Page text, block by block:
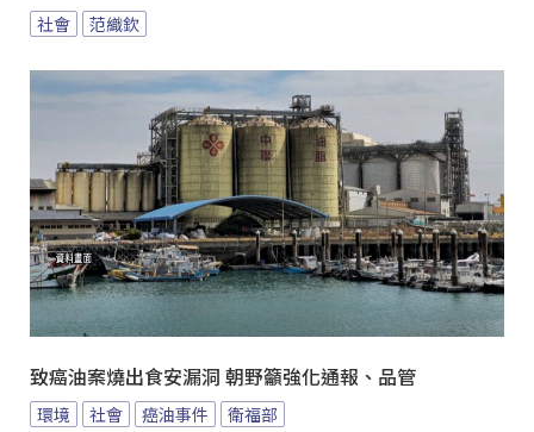
社會 范織欽
致癌油案燒出食安漏洞 朝野籲強化通報、品管
環境 社會 癌油事件 衛福部